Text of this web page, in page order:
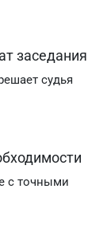
заседания
судья
с точными